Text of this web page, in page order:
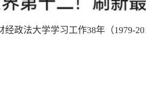
政法大学学习工作38年（1979-